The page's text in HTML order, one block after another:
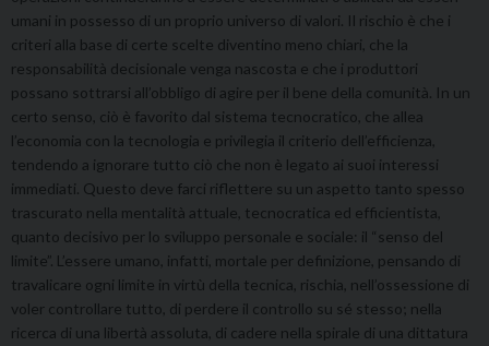
umani in possesso di un proprio universo di valori. Il rischio è che i
criteri alla base di certe scelte diventino meno chiari, che la
responsabilità decisionale venga nascosta e che i produttori
possano sottrarsi all’obbligo di agire per il bene della comunità. In un
certo senso, ciò è favorito dal sistema tecnocratico, che allea
l’economia con la tecnologia e privilegia il criterio dell’efficienza,
tendendo a ignorare tutto ciò che non è legato ai suoi interessi
immediati. Questo deve farci riflettere su un aspetto tanto spesso
trascurato nella mentalità attuale, tecnocratica ed efficientista,
quanto decisivo per lo sviluppo personale e sociale: il “senso del
limite”. L’essere umano, infatti, mortale per definizione, pensando di
travalicare ogni limite in virtù della tecnica, rischia, nell’ossessione di
voler controllare tutto, di perdere il controllo su sé stesso; nella
ricerca di una libertà assoluta, di cadere nella spirale di una dittatura